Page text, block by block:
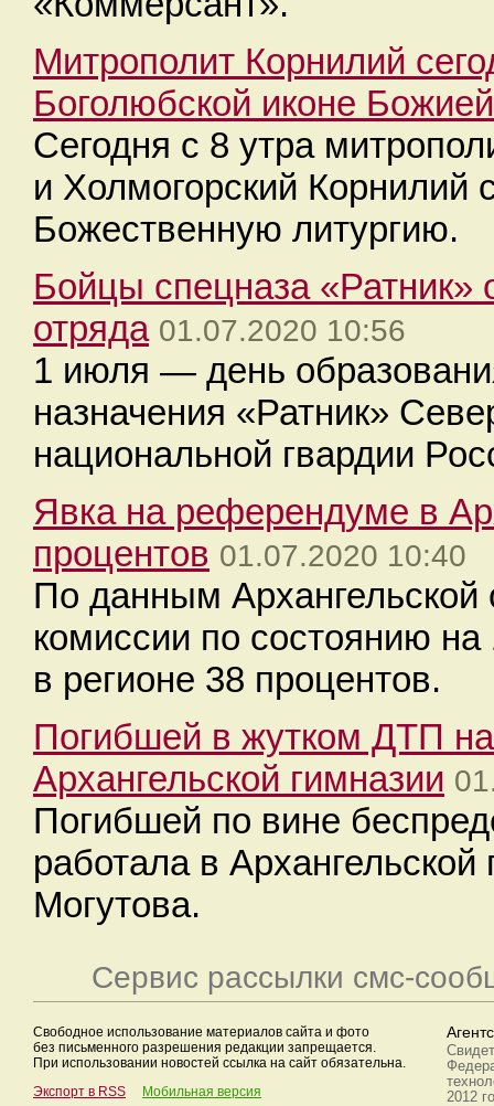
Митрополит Корнилий
Боголюбской иконе
Сегодня с 8 утра
и Холмогорский
Божественную литургию.
Бойцы спецназа «Ратник»
отряда 01.07.2020 10:56
1 июля — день
назначения «Ратник»
национальной гвардии
Явка на референдуме в
процентов 01.07.2020 10:40
По данным Архангельской
комиссии по состоянию
в регионе 38 процентов.
Погибшей в жутком ДТП
Архангельской гимназии
Погибшей по вине
работала в
Могутова.
Сервис рассылки смс-
Свободное использование материалов сайта и фото
без письменного разрешения редакции запрещается.
При использовании новостей ссылка на сайт обязательна.
Экспорт в RSS
Мобильная версия
2012